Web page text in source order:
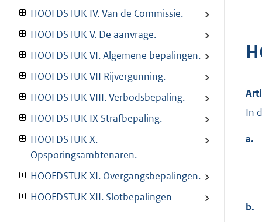
HOOFDSTUK IV. Van de Commissie.
HOOFDSTUK V. De aanvrage.
HOOFDSTUK VI. Algemene bepalingen.
HOOFDSTUK VII Rijvergunning.
HOOFDSTUK VIII. Verbodsbepaling.
HOOFDSTUK IX Strafbepaling.
HOOFDSTUK X.
Opsporingsambtenaren.
HOOFDSTUK XI. Overgangsbepalingen.
HOOFDSTUK XII. Slotbepalingen
In
a.
b.